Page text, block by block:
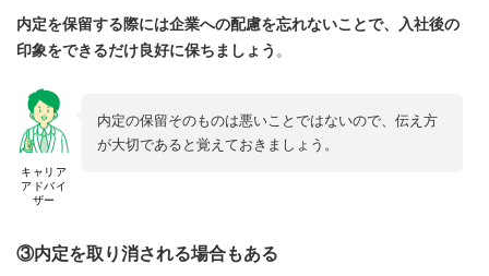
内定を保留する際には企業への配慮を忘れないことで、入社後の
印象をできるだけ良好に保ちましょう 。
キャリア
アドバイ
ザー
内定の保留そのものは悪いことではないので、伝え方
が大切であると覚えておきましょう。
③内定を取り消される場合もある